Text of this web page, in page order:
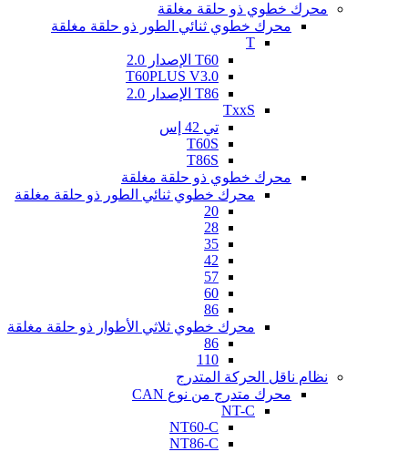
محرك خطوي ذو حلقة مغلقة
محرك خطوي ثنائي الطور ذو حلقة مغلقة
T
T60 الإصدار 2.0
T60PLUS V3.0
T86 الإصدار 2.0
TxxS
تي 42 إس
T60S
T86S
محرك خطوي ذو حلقة مغلقة
محرك خطوي ثنائي الطور ذو حلقة مغلقة
20
28
35
42
57
60
86
محرك خطوي ثلاثي الأطوار ذو حلقة مغلقة
86
110
نظام ناقل الحركة المتدرج
محرك متدرج من نوع CAN
NT-C
NT60-C
NT86-C